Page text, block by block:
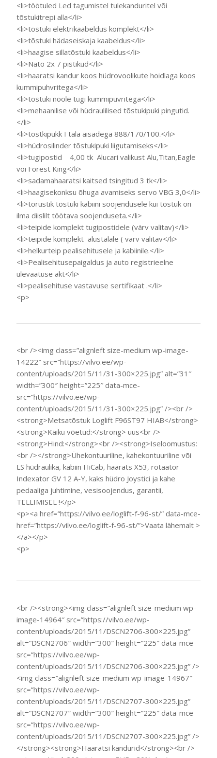
<li>töötuled Led tagumistel tulekanduritel või
tõstukitrepi alla</li>
<li>tõstuki elektrikaabeldus komplekt</li>
<li>tõstuki hädaseiskaja kaabeldus</li>
<li>haagise sillatõstuki kaabeldus</li>
<li>Nato 2x 7 pistikud</li>
<li>haaratsi kandur koos hüdrovoolikute hoidlaga koos
kummipuhvritega</li>
<li>tõstuki noole tugi kummipuvritega</li>
<li>mehaanilise või hüdraulilised tõstukipuki pingutid.
</li>
<li>tõstkipukk I tala aisadega 888/170/100.</li>
<li>hüdrosilinder tõstukipuki liigutamiseks</li>
<li>tugipostid 4,00 tk Alucari valikust Alu,Titan,Eagle
või Forest King</li>
<li>sadamahaaratsi kaitsed tsingitud 3 tk</li>
<li>haagisekonksu õhuga avamiseks servo VBG 3,0</li>
<li>torustik tõstuki kabiini soojendusele kui tõstuk on
ilma diislilt töötava soojenduseta.</li>
<li>teipide komplekt tugipostidele (värv valitav)</li>
<li>teipide komplekt alustalale ( varv valitav</li>
<li>helkurteip pealisehitusele ja kabiinile.</li>
<li>Pealisehitusepaigaldus ja auto registrieelne
ülevaatuse akt</li>
<li>pealisehituse vastavuse sertifikaat .</li>
<p>
<br /><img class=”alignleft size-medium wp-image-
14222″ src=”https://vilvo.ee/wp-
content/uploads/2015/11/31-300×225.jpg” alt=”31″
width=”300″ height=”225″ data-mce-
src=”https://vilvo.ee/wp-
content/uploads/2015/11/31-300×225.jpg” /><br />
<strong>Metsatõstuk Loglift F96ST97 HIAB</strong>
<strong>Käiku võetud:</strong> uus<br />
<strong>Hind:</strong><br /><strong>Iseloomustus:
<br /></strong>Ühekontuuriline, kahekontuuriline või
LS hüdraulika, kabiin HiCab, haarats X53, rotaator
Indexator GV 12 A-Y, kaks hüdro Joystici ja kahe
pedaaliga juhtimine, vesisoojendus, garantii,
TELLIMISEL !</p>
<p><a href=”https://vilvo.ee/loglift-f-96-st/” data-mce-
href=”https://vilvo.ee/loglift-f-96-st/”>Vaata lähemalt >
</a></p>
<p>
<br /><strong><img class=”alignleft size-medium wp-
image-14964″ src=”https://vilvo.ee/wp-
content/uploads/2015/11/DSCN2706-300×225.jpg”
alt=”DSCN2706″ width=”300″ height=”225″ data-mce-
src=”https://vilvo.ee/wp-
content/uploads/2015/11/DSCN2706-300×225.jpg” />
<img class=”alignleft size-medium wp-image-14967″
src=”https://vilvo.ee/wp-
content/uploads/2015/11/DSCN2707-300×225.jpg”
alt=”DSCN2707″ width=”300″ height=”225″ data-mce-
src=”https://vilvo.ee/wp-
content/uploads/2015/11/DSCN2707-300×225.jpg” />
</strong><strong>Haaratsi kandurid</strong><br />